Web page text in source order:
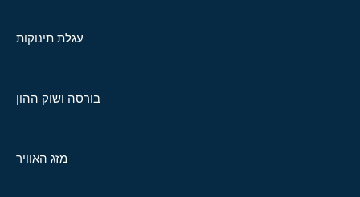
עגלת תינוקות
בורסה ושוק ההון
מזג האוויר